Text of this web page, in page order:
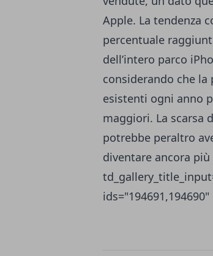
Apple. La tendenza
percentuale
dell’intero parco
considerando che la
esistenti ogni anno
maggiori. La scarsa
potrebbe peraltro
diventare ancora più